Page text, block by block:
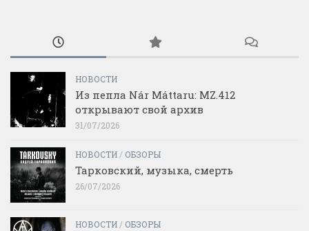
НОВОСТИ
Из пепла Nár Máttaru: MZ.412
открывают свой архив
31/07/2026
НОВОСТИ/ ОБЗОРЫ
Тарковский, музыка, смерть
26/07/2026
НОВОСТИ/ ОБЗОРЫ